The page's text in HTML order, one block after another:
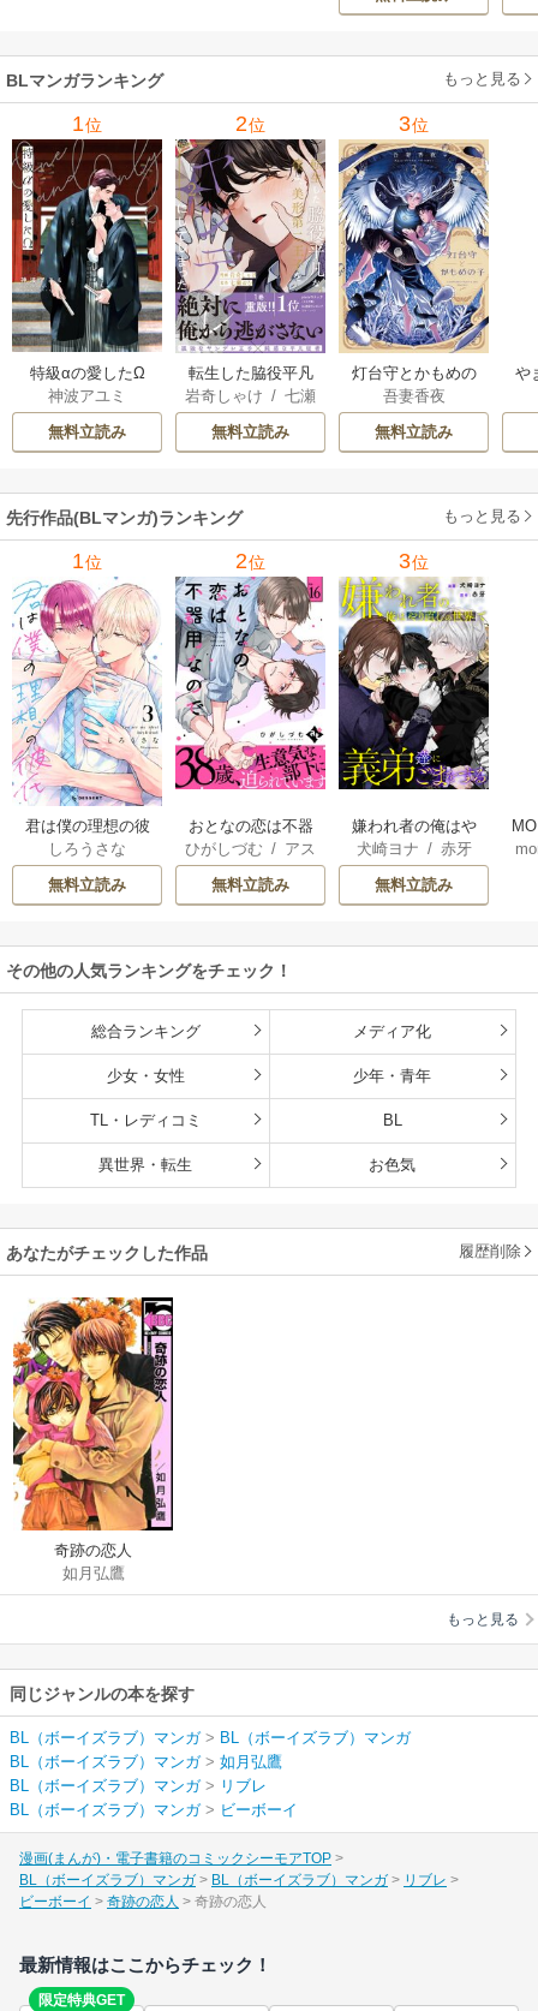
ア
BLマンガランキング もっと見る
1位
特級αの愛したΩ
神波アユミ
無料立読み
2位
転生した脇役平凡
な僕は、美形第二
王子をヤンデレに
してしまった【シ
岩奇しゃけ /七瀬
おむ
無料立読み
3位
灯台守とかもめの
子
吾妻香夜
無料立読み
や
先行作品(BLマンガ)ランキング もっと見る
1位
君は僕の理想の彼
氏
しろうさな
無料立読み
2位
おとなの恋は不器
用なので
ひがしづむ / アス
ティル編集部
無料立読み
3位
嫌われ者の俺はや
り直しの世界で義
弟達にごまをする
（分冊版）
犬崎ヨナ / 赤牙
無料立読み
その他の人気ランキングをチェック！
総合ランキング メディア化
少女・女性 少年・青年
TL・レディコミ BL
異世界・転生 お色気
あなたがチェックした作品 履歴削除
奇跡の恋人
如月弘鷹
もっと見る
同じジャンルの本を探す
BL（ボーイズラブ）マンガ> BL（ボーイズラブ）マンガ
BL（ボーイズラブ）マンガ> 如月弘鷹
BL（ボーイズラブ）マンガ> リブレ
BL（ボーイズラブ）マンガ> ビーボーイ
漫画(まんが)・電子書籍のコミックシーモアTOP
BL（ボーイズラブ）マンガ
BL（ボーイズラブ）マンガ
リブレ
ビーボーイ
奇跡の恋人 奇跡の恋人
最新情報はここからチェック！
限定特典GET